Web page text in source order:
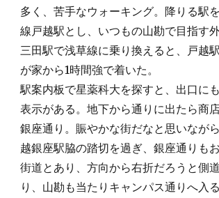
多く、苦手なウォーキング。降りる駅
線戸越駅とし、いつもの山勘で目指す外
三田駅で浅草線に乗り換えると、戸越
が家から1時間強で着いた。
駅案内板で星薬科大を探すと、出口に
表示がある。地下から通りに出たら商
銀座通り。賑やかな街だなと思いなが
越銀座駅脇の踏切を過ぎ、銀座通りも
街道とあり、方向から右折だろうと側
り、山勘も当たりキャンパス通りへ入